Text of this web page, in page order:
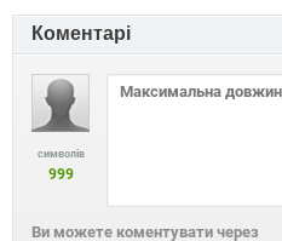
Коментарі
символів
999
Ви можете коментувати через